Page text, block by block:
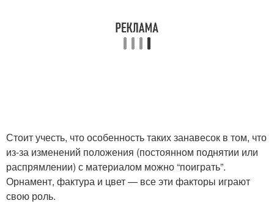
Стоит учесть, что особенность таких занавесок в том, что
из-за изменений положения (постоянном поднятии или
распрямлении) с материалом можно “поиграть”.
Орнамент, фактура и цвет — все эти факторы играют
свою роль.